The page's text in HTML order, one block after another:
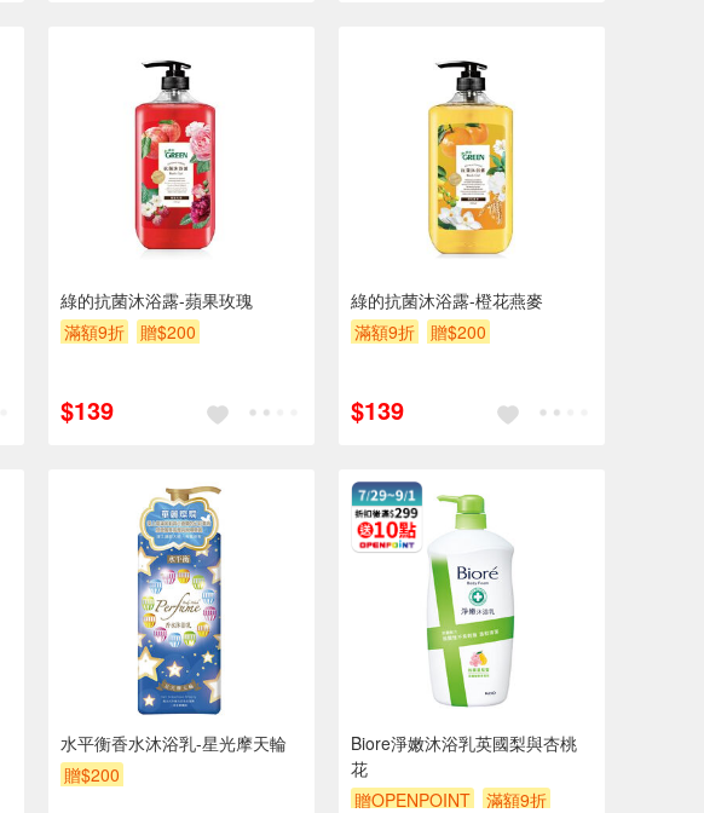
綠的抗菌沐浴露-蘋果玫瑰
滿額9折
贈$200
$139
綠的抗菌沐浴露-橙花燕麥
滿額9折
贈$200
$139
水平衡香水沐浴乳-星光摩天輪
贈$200
Biore淨嫩沐浴乳英國梨與杏桃
花
贈OPENPOINT
滿額9折